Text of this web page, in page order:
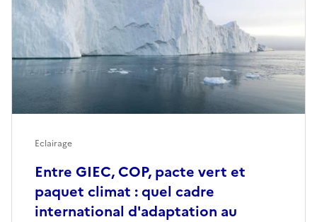
Entre GIEC, COP, pacte vert et
paquet climat : quel cadre
international d'adaptation au
Eclairage